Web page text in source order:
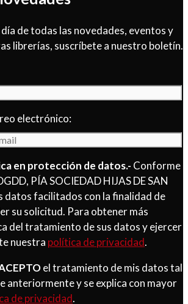
de todas las novedades, eventos y
librerías, suscríbete a nuestro boletín.
electrónico:
en protección de datos.- Conforme
PÍA SOCIEDAD HIJAS DE SAN
datos facilitados con la finalidad de
su solicitud. Para obtener más
del tratamiento de sus datos y ejercer
nuestra política de privacidad.
el tratamiento de mis datos tal
anteriormente y se explica con mayor
de privacidad.